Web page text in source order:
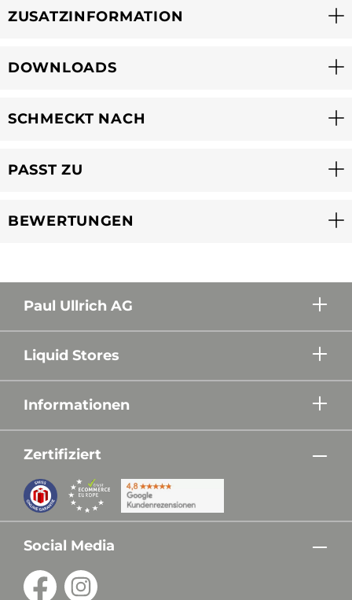
ZUSATZINFORMATION
DOWNLOADS
SCHMECKT NACH
PASST ZU
BEWERTUNGEN
Paul Ullrich AG
Liquid Stores
Informationen
Zertifiziert
Social Media